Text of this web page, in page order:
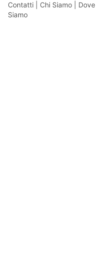
Contatti| Chi Siamo| Dove
Siamo